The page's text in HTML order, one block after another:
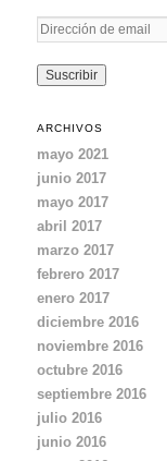
D
r
c
i
ó
n
d
e
e
l
ARCHIVOS
mayo 2021
junio 2017
mayo 2017
abril 2017
marzo 2017
febrero 2017
enero 2017
diciembre 2016
noviembre 2016
octubre 2016
septiembre 2016
julio 2016
junio 2016